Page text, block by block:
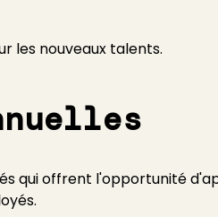
les nouveaux talents.
qui offrent l'opportunité